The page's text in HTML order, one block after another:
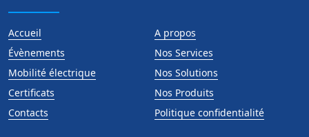
Accueil
A propos
Évènements
Nos Services
Mobilité électrique
Nos Solutions
Certificats
Nos Produits
Contacts
Politique confidentialité